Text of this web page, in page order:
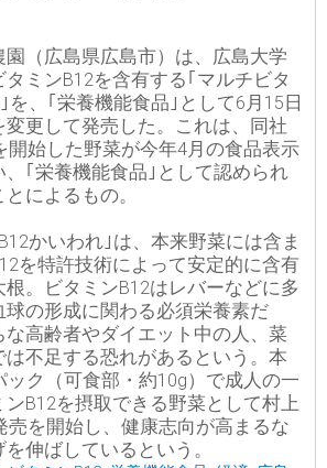
（広島県広島市）は、広島大学
ミンB12を含有する｢マルチビタ
を、｢栄養機能食品｣として6月15日
変更して発売した。これは、同社
開始した野菜が今年4月の食品表示
｢栄養機能食品｣として認められ
によるもの。
かいわれ｣は、本来野菜には含ま
を特許技術によって安定的に含有
。ビタミンB12はレバーなどに多
球の形成に関わる必須栄養素だ
な高齢者やダイエット中の人、菜
不足する恐れがあるという。本
ック（可食部・約10g）で成人の一
ンB12を摂取できる野菜として村上
売を開始し、健康志向が高まるな
伸ばしているという。